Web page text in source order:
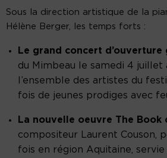
Sous la direction artistique de la
Hélène Berger, les temps forts :
Le grand concert d’ouverture
du Mimbeau le samedi 4 juillet
l’ensemble des artistes du
fois de jeunes prodiges avec
La nouvelle oeuvre The Book
compositeur Laurent Couson,
fois en région Aquitaine, servie